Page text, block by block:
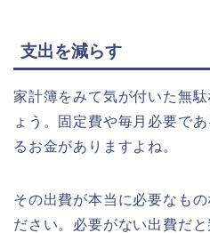
支出を減らす
家計簿をみて気が付いた無
ょう。固定費や毎月必要で
るお金がありますよね。
その出費が本当に必要なも
ださい。必要がない出費だ